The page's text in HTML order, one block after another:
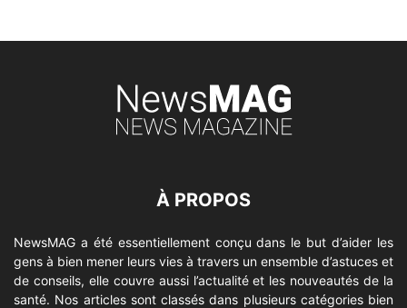
À PROPOS
NewsMAG a été essentiellement conçu dans le but d’aider les
gens à bien mener leurs vies à travers un ensemble d’astuces et
de conseils, elle couvre aussi l’actualité et les nouveautés de la
santé. Nos articles sont classés dans plusieurs catégories bien